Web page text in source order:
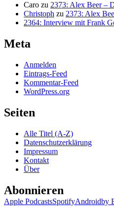
Caro zu 2373: Alex Beer –
Christoph zu 2373: Alex
2364: Interview mit Frank
Meta
Anmelden
Eintrags-Feed
Kommentar-Feed
WordPress.org
Seiten
Alle Titel (A-Z)
Datenschutzerklärung
Impressum
Kontakt
Über
Abonnieren
Apple PodcastsSpotifyAndroidby